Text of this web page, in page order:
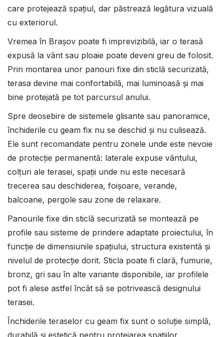
care protejează spațiul, dar păstrează legătura vizuală
cu exteriorul.
Vremea în Brașov poate fi imprevizibilă, iar o terasă
expusă la vânt sau ploaie poate deveni greu de folosit.
Prin montarea unor panouri fixe din sticlă securizată,
terasa devine mai confortabilă, mai luminoasă și mai
bine protejată pe tot parcursul anului.
Spre deosebire de sistemele glisante sau panoramice,
închiderile cu geam fix nu se deschid și nu culisează.
Ele sunt recomandate pentru zonele unde este nevoie
de protecție permanentă: laterale expuse vântului,
colțuri ale terasei, spații unde nu este necesară
trecerea sau deschiderea, foișoare, verande,
balcoane, pergole sau zone de relaxare.
Panourile fixe din sticlă securizată se montează pe
profile sau sisteme de prindere adaptate proiectului, în
funcție de dimensiunile spațiului, structura existentă și
nivelul de protecție dorit. Sticla poate fi clară, fumurie,
bronz, gri sau în alte variante disponibile, iar profilele
pot fi alese astfel încât să se potrivească designului
terasei.
Închiderile teraselor cu geam fix sunt o soluție simplă,
durabilă și estetică pentru protejarea spațiilor